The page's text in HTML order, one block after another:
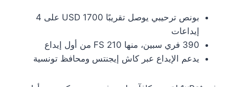
بونص ترحيبي يوصل تقريبًا 1700 USD على 4
إيداعات
390 فري سبين، منها 210 FS من أول إيداع
يدعم الإيداع عبر كاش إيجنتس ومحافظ تونسية